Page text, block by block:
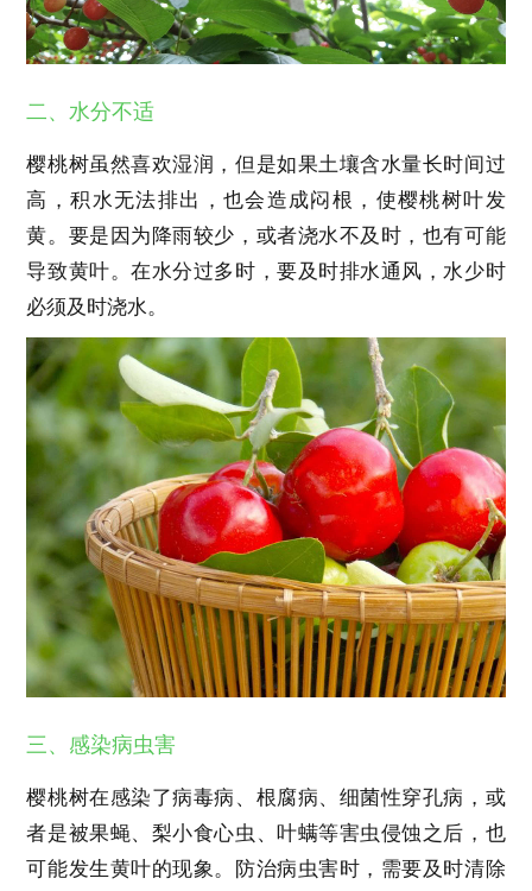
二、水分不适
樱桃树虽然喜欢湿润，但是如果土壤含水量长时间过
高，积水无法排出，也会造成闷根，使樱桃树叶发
黄。要是因为降雨较少，或者浇水不及时，也有可能
导致黄叶。在水分过多时，要及时排水通风，水少时
必须及时浇水。
三、感染病虫害
樱桃树在感染了病毒病、根腐病、细菌性穿孔病，或
者是被果蝇、梨小食心虫、叶螨等害虫侵蚀之后，也
可能发生黄叶的现象。防治病虫害时，需要及时清除